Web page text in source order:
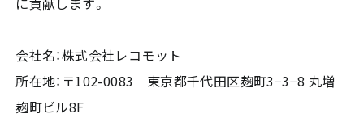
会社名：株式会社レコモット
所在地：〒102-0083 東京都千代田区麹町3−3−8 丸増
麹町ビル8F